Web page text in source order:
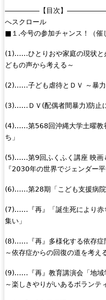
―――――【目次】
へスクロール
■１.今号の参加チャンス！（
(1)……ひとりおや家庭の現状と
どもの声から考える～
(2)……子ども虐待とＤＶ ～暴力
(3)……ＤＶ(配偶者間暴力)防止
(4)……第568回沖縄大学土曜教
ち」
(5)……第9回ふくふく講座 映画
『2030年の世界でジェンダー
(6)……第28期「こども支援病院
(7)……『再』「誕生死により赤
集い」
(8)……『再』多様化する依存症
～依存症からの回復の道を考え
(9)……『再』教育講演会「地域
～楽しきやりがいあるボランテ